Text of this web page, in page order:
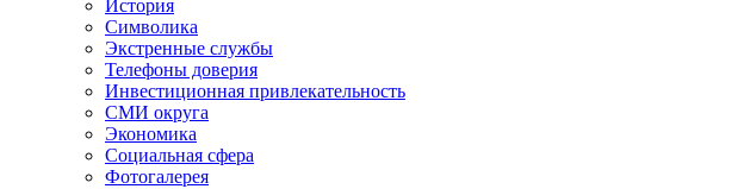
История
Символика
Экстренные службы
Телефоны доверия
Инвестиционная привлекательность
СМИ округа
Экономика
Социальная сфера
Фотогалерея